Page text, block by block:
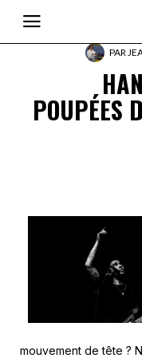
PAR
POUPÉES
mouvement de tête ?